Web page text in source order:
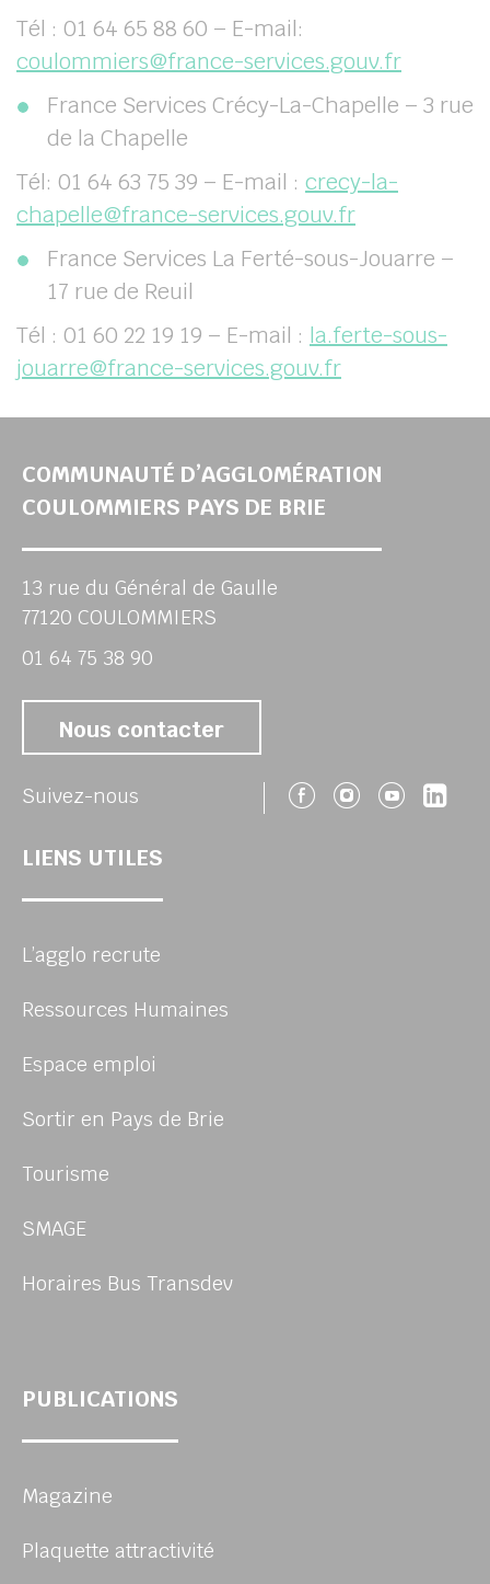
Tél : 01 64 65 88 60 – E-mail:
coulommiers@france-services.gouv.fr
France Services Crécy-La-Chapelle – 3 rue
de la Chapelle
Tél: 01 64 63 75 39 – E-mail : crecy-la-
chapelle@france-services.gouv.fr
France Services La Ferté-sous-Jouarre –
17 rue de Reuil
Tél : 01 60 22 19 19 – E-mail : la.ferte-sous-
jouarre@france-services.gouv.fr
COMMUNAUTÉ D’AGGLOMÉRATION
COULOMMIERS PAYS DE BRIE
13 rue du Général de Gaulle
77120 COULOMMIERS
01 64 75 38 90
Nous contacter
Suivez-nous Suivez-nous
Suivez-
LIENS UTILES
L’agglo recrute
Ressources Humaines
Espace emploi
Sortir en Pays de Brie
Tourisme
SMAGE
Horaires Bus Transdev
PUBLICATIONS
Magazine
Plaquette attractivité